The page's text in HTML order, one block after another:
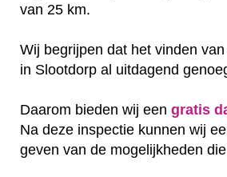
van 25 km.
Wij begrijpen dat het vinden van
in Slootdorp al uitdagend
Daarom bieden wij een gratis
Na deze inspectie kunnen wij
geven van de mogelijkheden